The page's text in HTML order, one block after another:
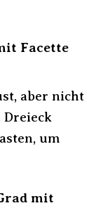
Facette
aber nicht
Dreieck
um
mit